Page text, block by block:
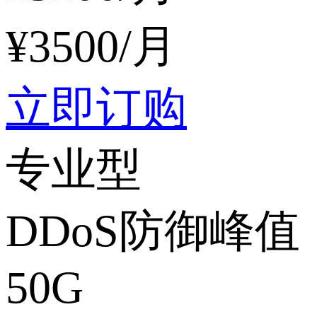
¥3500/月
立即订购
专业型
DDoS防御峰值
50G